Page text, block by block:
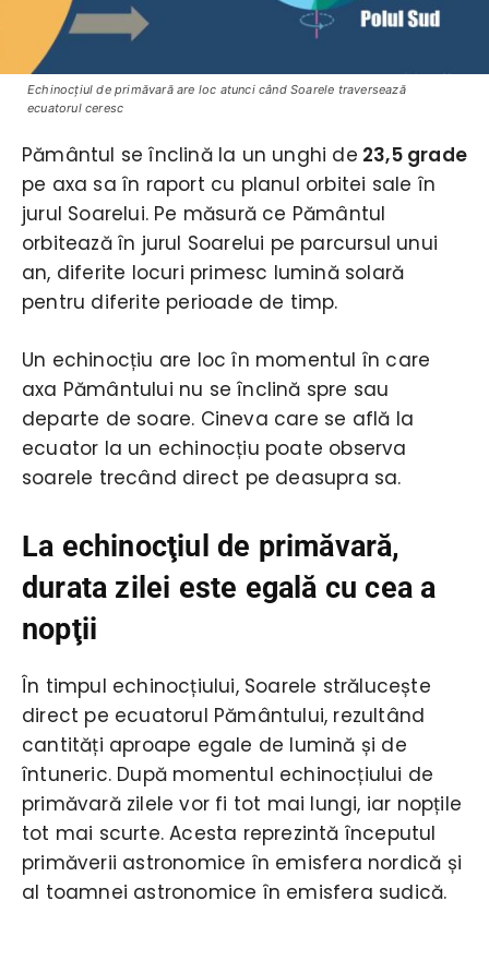
Echinocţiul de primăvară are loc atunci când Soarele traversează
ecuatorul ceresc
Pământul se înclină la un unghi de 23,5 grade
pe axa sa în raport cu planul orbitei sale în
jurul Soarelui. Pe măsură ce Pământul
orbitează în jurul Soarelui pe parcursul unui
an, diferite locuri primesc lumină solară
pentru diferite perioade de timp.
Un echinocțiu are loc în momentul în care
axa Pământului nu se înclină spre sau
departe de soare. Cineva care se află la
ecuator la un echinocțiu poate observa
soarele trecând direct pe deasupra sa.
La echinocţiul de primăvară,
durata zilei este egală cu cea a
nopţii
În timpul echinocțiului, Soarele strălucește
direct pe ecuatorul Pământului, rezultând
cantități aproape egale de lumină și de
întuneric. După momentul echinocțiului de
primăvară zilele vor fi tot mai lungi, iar nopțile
tot mai scurte. Acesta reprezintă începutul
primăverii astronomice în emisfera nordică și
al toamnei astronomice în emisfera sudică.